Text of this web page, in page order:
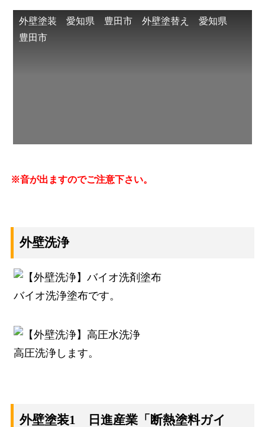
外壁塗装 愛知県 豊田市 外壁塗替え 愛知県
豊田市
※音が出ますのでご注意下さい。
外壁洗浄
バイオ洗浄塗布です。
高圧洗浄します。
外壁塗装1 日進産業「断熱塗料ガイ